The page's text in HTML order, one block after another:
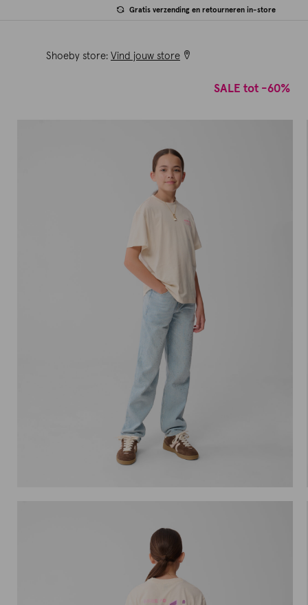
Gratis verzending en retourneren in-store
Shoeby store: Vind jouw store
SALE tot -60%